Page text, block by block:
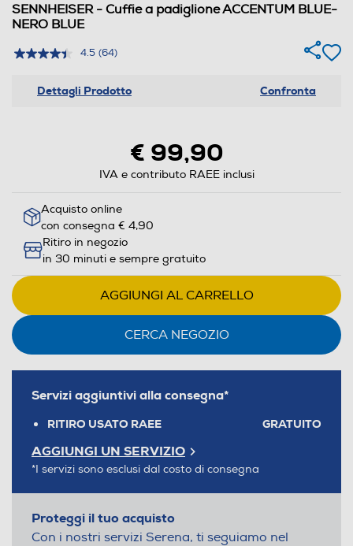
SENNHEISER - Cuffie a padiglione ACCENTUM BLUE-
NERO BLUE
4.5 (64)
Dettagli Prodotto Confronta
€ 99,90
IVA e contributo RAEE inclusi
Acquisto online
con consegna € 4,90
Ritiro in negozio
in 30 minuti e sempre gratuito
AGGIUNGI AL CARRELLO
CERCA NEGOZIO
Servizi aggiuntivi alla consegna*
RITIRO USATO RAEE GRATUITO
AGGIUNGI UN SERVIZIO
*I servizi sono esclusi dal costo di consegna
Proteggi il tuo acquisto
Con i nostri servizi Serena, ti seguiamo nel